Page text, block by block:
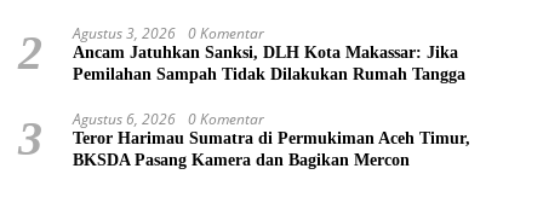
2 Agustus 3, 2026 0 Komentar
Ancam Jatuhkan Sanksi, DLH Kota Makassar: Jika
Pemilahan Sampah Tidak Dilakukan Rumah Tangga
3 Agustus 6, 2026 0 Komentar
Teror Harimau Sumatra di Permukiman Aceh Timur,
BKSDA Pasang Kamera dan Bagikan Mercon